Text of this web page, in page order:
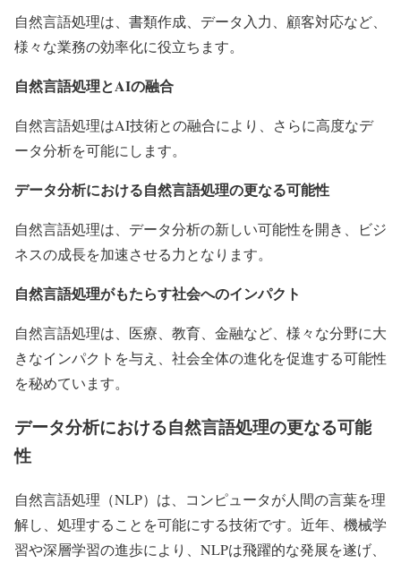
自然言語処理は、書類作成、データ入力、顧客対応など、
様々な業務の効率化に役立ちます。
自然言語処理とAIの融合
自然言語処理はAI技術との融合により、さらに高度なデ
ータ分析を可能にします。
データ分析における自然言語処理の更なる可能性
自然言語処理は、データ分析の新しい可能性を開き、ビジ
ネスの成長を加速させる力となります。
自然言語処理がもたらす社会へのインパクト
自然言語処理は、医療、教育、金融など、様々な分野に大
きなインパクトを与え、社会全体の進化を促進する可能性
を秘めています。
データ分析における自然言語処理の更なる可能
性
自然言語処理（NLP）は、コンピュータが人間の言葉を理
解し、処理することを可能にする技術です。近年、機械学
習や深層学習の進歩により、NLPは飛躍的な発展を遂げ、